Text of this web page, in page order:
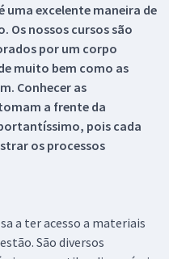
uma excelente maneira de
Os nossos cursos são
por um corpo
muito bem como as
Conhecer as
a frente da
pois cada
os processos
a ter acesso a materiais
São diversos